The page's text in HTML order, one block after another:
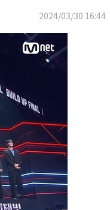
2024/03/30 16:44